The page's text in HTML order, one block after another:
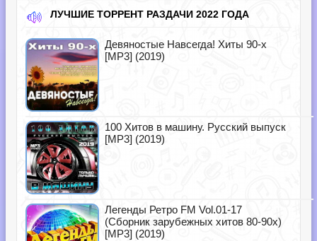
ЛУЧШИЕ ТОРРЕНТ РАЗДАЧИ 2022 ГОДА
Девяностые Навсегда! Хиты 90-х
[MP3] (2019)
100 Хитов в машину. Русский выпуск
[MP3] (2019)
Легенды Ретро FM Vol.01-17
(Сборник зарубежных хитов 80-90х)
[MP3] (2019)